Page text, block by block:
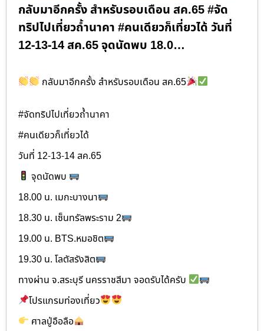
กลับมาอีกครั้ง สำหรับรอบเดือน สค.65 #จัด
ทริปไปเที่ยวถ้ำนาคา #คนเดียวก็เที่ยวได้ วันที่
12-13-14 สค.65 จุดนัดพบ 18.0…
กลับมาอีกครั้ง สำหรับรอบเดือน สค.65
#จัดทริปไปเที่ยวถ้ำนาคา
#คนเดียวก็เที่ยวได้
วันที่ 12-13-14 สค.65
จุดนัดพบ
18.00 น. เมกะบางนา
18.30 น. เซ็นทรัลพระราม 2
19.00 น. BTS.หมอชิต
19.30 น. โลตัสรังสิต
ทางผ่าน จ.สระบุรี นครราชสีมา จอดรับได้ครับ
โปรแกรมท่องเที่ยว
ศาลปู่อือลือ